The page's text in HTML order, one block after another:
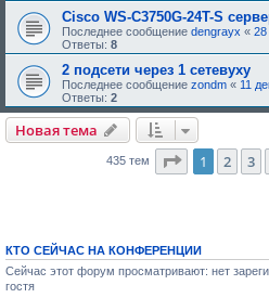
Cisco WS-C3750G-24T-S
Последнее сообщение dengrayx « 28
Ответы: 8
2 подсети через 1 сетевуху
Последнее сообщение zondm « 11
Ответы: 2
Новая тема
435 тем Страница
1 2 3
КТО СЕЙЧАС НА КОНФЕРЕНЦИИ
Сейчас этот форум просматривают: нет
гостя